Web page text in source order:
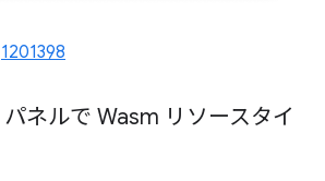
1201398
ネルで Wasm リソースタイ